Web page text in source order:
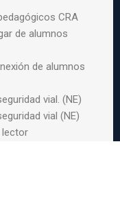
CRA
de alumnos
de alumnos
vial. (NE)
vial (NE)
lector